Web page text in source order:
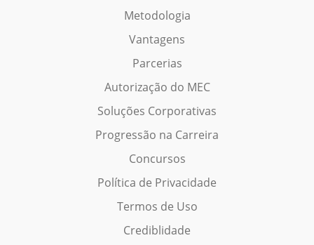
Metodologia
Vantagens
Parcerias
Autorização do MEC
Soluções Corporativas
Progressão na Carreira
Concursos
Política de Privacidade
Termos de Uso
Crediblidade